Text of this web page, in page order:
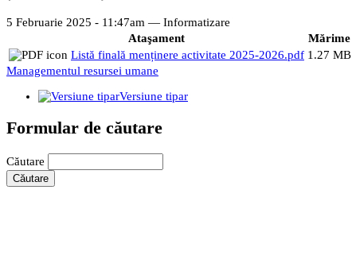
5 Februarie 2025 - 11:47am — Informatizare
Ataşament
Mărime
Listă finală menținere activitate 2025-2026.pdf 1.27 MB
Managementul resursei umane
Versiune tipar
Formular de căutare
Căutare